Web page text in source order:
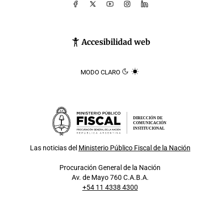
Accesibilidad web
MODO CLARO
DIRECCIÓN DE
COMUNICACIÓN
INSTITUCIONAL
Las noticias del Ministerio Público Fiscal de la Nación
Procuración General de la Nación
Av. de Mayo 760 C.A.B.A.
+54 11 4338 4300